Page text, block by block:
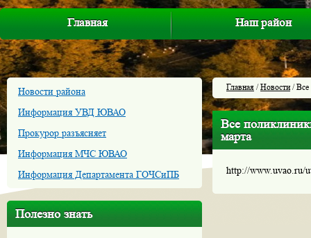
Главная Наш район
Новости района
Информация УВД ЮВАО
Прокурор разъясняет
Информация МЧС ЮВАО
Информация Департамента ГОЧСиПБ
Полезно знать
Главная /Новости/ Все
Все
марта
http://www.uvao.ru/